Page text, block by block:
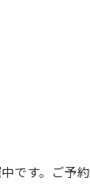
です。ご予